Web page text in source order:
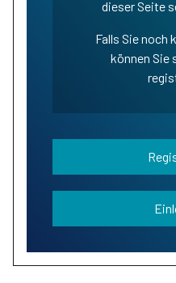
dieser Seite
Falls Sie noch
können Sie